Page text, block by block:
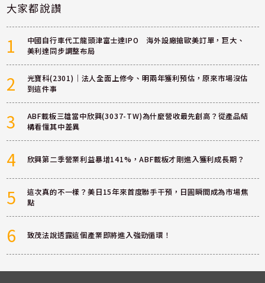
大家都說讚
1
中國自行車代工龍頭津富士達IPO 海外設廠搶歐美訂單，巨大、
美利達同步調整布局
2
光寶科(2301)｜法人全面上修今、明兩年獲利預估，原來市場沒估
到這件事
3
ABF載板三雄當中欣興(3037-TW)為什麼營收最先創高？從產品結
構看懂其中差異
4 欣興第二季營業利益暴增141%，ABF載板才剛進入獲利成長期？
5
這次真的不一樣？美日15年來首度聯手干預，日圓瞬間成為市場焦
點
6 致茂法說透露這個產業即將進入強勁循環！